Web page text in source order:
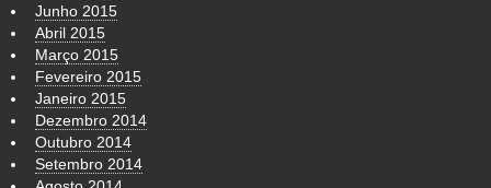
Junho 2015
Abril 2015
Março 2015
Fevereiro 2015
Janeiro 2015
Dezembro 2014
Outubro 2014
Setembro 2014